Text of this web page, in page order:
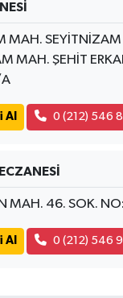
MAH.
MAH. ŞEHİT
Al 0 (212) 546
MAH. 46. SOK.
Al 0 (212) 546